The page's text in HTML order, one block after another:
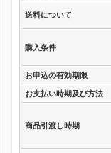
送料について
購入条件
お申込の有効期限
お支払い時期及び方法
商品引渡し時期